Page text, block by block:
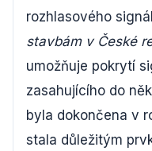
rozhlasového
stavbám v České
umožňuje pokrytí
zasahujícího do
byla dokončena v
stala důležitým